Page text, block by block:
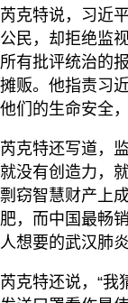
芮克特说，习近
公民，却拒绝监
所有批评统治的
摊贩。他指责习
他们的生命安全
芮克特还写道，
就没有创造力，
剽窃智慧财产上
肥，而中国最畅
人想要的武汉肺炎
芮克特还说，“我